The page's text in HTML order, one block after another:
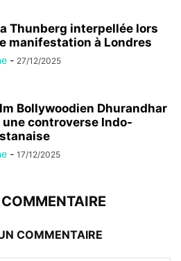
Thunberg interpellée lors
manifestation à Londres
- 27/12/2025
Bollywoodien Dhurandhar
une controverse Indo-
- 17/12/2025
COMMENTAIRE